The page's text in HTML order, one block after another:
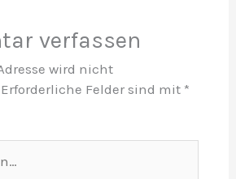
verfassen
wird nicht
Erforderliche Felder sind mit *